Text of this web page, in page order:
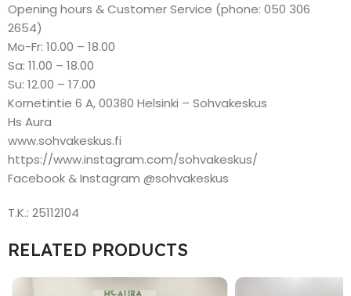
Opening hours & Customer Service (phone: 050 306
2654)
Mo-Fr: 10.00 – 18.00
Sa: 11.00 – 18.00
Su: 12.00 – 17.00
Kornetintie 6 A, 00380 Helsinki – Sohvakeskus
Hs Aura
www.sohvakeskus.fi
https://www.instagram.com/sohvakeskus/
Facebook & Instagram @sohvakeskus
T.K.: 25112104
RELATED PRODUCTS